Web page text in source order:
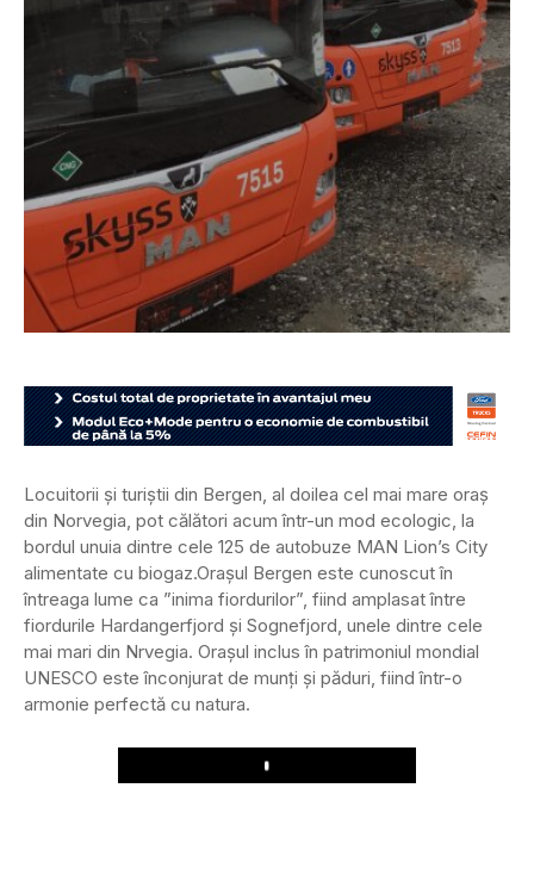
Locuitorii și turiștii din Bergen, al doilea cel mai mare oraș
din Norvegia, pot călători acum într-un mod ecologic, la
bordul unuia dintre cele 125 de autobuze MAN Lion’s City
alimentate cu biogaz.Orașul Bergen este cunoscut în
întreaga lume ca ”inima fiordurilor”, fiind amplasat între
fiordurile Hardangerfjord și Sognefjord, unele dintre cele
mai mari din Nrvegia. Orașul inclus în patrimoniul mondial
UNESCO este înconjurat de munți și păduri, fiind într-o
armonie perfectă cu natura.
Play